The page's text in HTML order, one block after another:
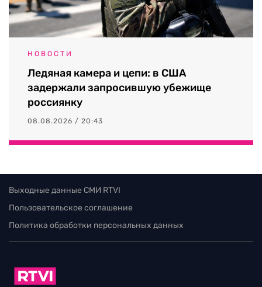
НОВОСТИ
Ледяная камера и цепи: в США
задержали запросившую убежище
россиянку
08.08.2026 / 20:43
Выходные данные СМИ RTVI
Пользовательское соглашение
Политика обработки персональных данных